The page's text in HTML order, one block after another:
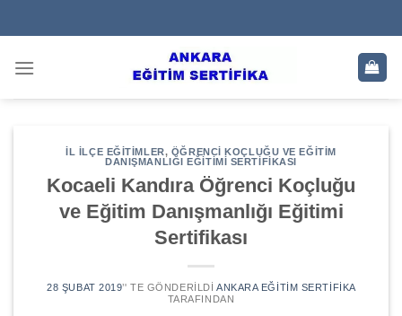
to
İL İLÇE EĞITIMLER, ÖĞRENCI KOÇLUĞU VE EĞITIM
DANIŞMANLIĞI EĞITIMI SERTIFIKASI
Kocaeli Kandıra Öğrenci Koçluğu
ve Eğitim Danışmanlığı Eğitimi
Sertifikası
28 ŞUBAT 2019’' TE GÖNDERILDI ANKARA EĞITIM SERTIFIKA
TARAFINDAN